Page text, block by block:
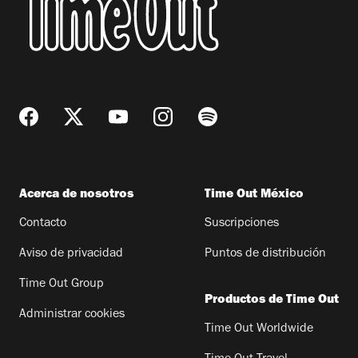
Acerca de nosotros
Contacto
Aviso de privacidad
Time Out Group
Administrar cookies
Time Out México
Suscripciones
Puntos de distribución
Productos de Time Out
Time Out Worldwide